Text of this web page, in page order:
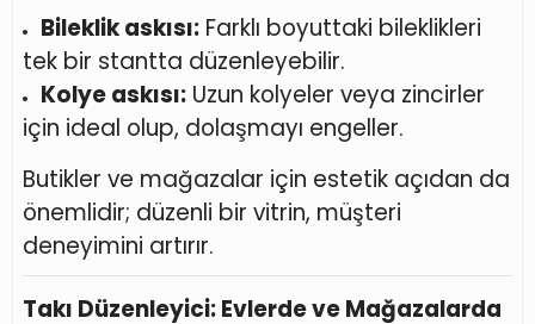
Bileklik askısı: Farklı boyuttaki bileklikleri
tek bir stantta düzenleyebilir.
Kolye askısı: Uzun kolyeler veya zincirler
için ideal olup, dolaşmayı engeller.
Butikler ve mağazalar için estetik açıdan da
önemlidir; düzenli bir vitrin, müşteri
deneyimini artırır.
Takı Düzenleyici: Evlerde ve Mağazalarda